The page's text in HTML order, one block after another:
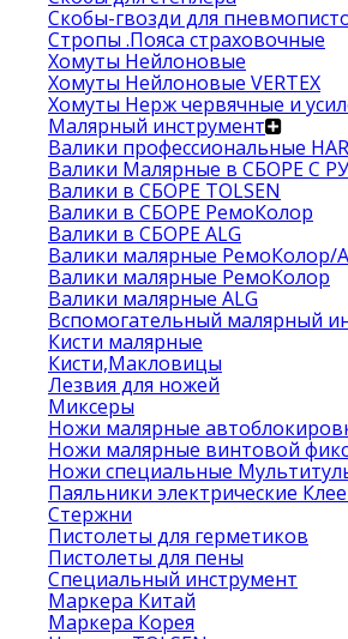
Скобы-гвозди для
Стропы .Пояса страховочные
Хомуты Нейлоновые
Хомуты Нейлоновые VERTEX
Хомуты Нерж червячные и
Малярный инструмент
Валики профессиональные
Валики Малярные в СБОРЕ С
Валики в СБОРЕ TOLSEN
Валики в СБОРЕ РемоКолор
Валики в СБОРЕ ALG
Валики малярные РемоКолор/
Валики малярные РемоКолор
Валики малярные ALG
Вспомогательный малярный
Кисти малярные
Кисти,Макловицы
Лезвия для ножей
Миксеры
Ножи малярные
Ножи малярные винтовой
Ножи специальные
Паяльники электрические
Стержни
Пистолеты для герметиков
Пистолеты для пены
Специальный инструмент
Маркера Китай
Маркера Корея